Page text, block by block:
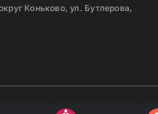
Коньково, ул. Бутлерова,